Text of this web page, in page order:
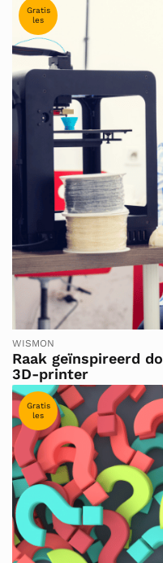
Gratis
les
WISMON
Raak geïnspireerd
3D-printer
Gratis
les